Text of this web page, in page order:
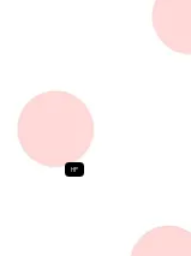
HP